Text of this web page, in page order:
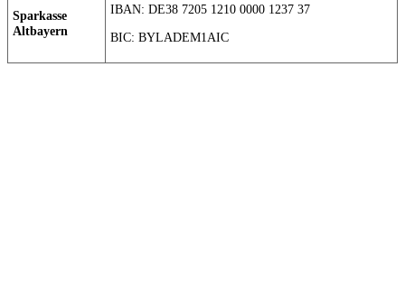
Sparkasse
Altbayern
IBAN: DE38 7205 1210 0000 1237 37
BIC: BYLADEM1AIC